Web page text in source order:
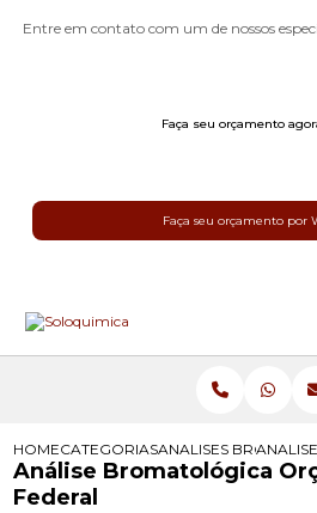
Entre em contato com um de nossos
Faça seu orçamento
Faça seu orçamento por
HOMECATEGORIASANALISES
Análise Bromatológica
Federal